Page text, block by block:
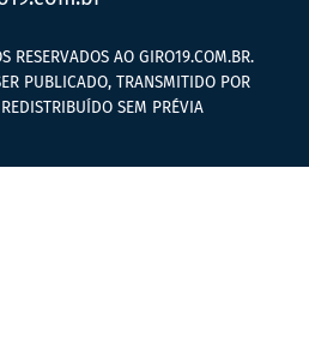
AO GIRO19.COM.BR.
PUBLICADO, TRANSMITIDO POR
SEM PRÉVIA